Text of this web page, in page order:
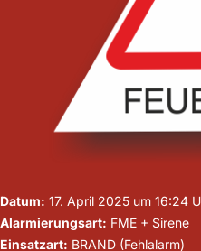
Datum: 17. April 2025 um 16:24
Alarmierungsart: FME + Sirene
Einsatzart: BRAND (Fehlalarm)